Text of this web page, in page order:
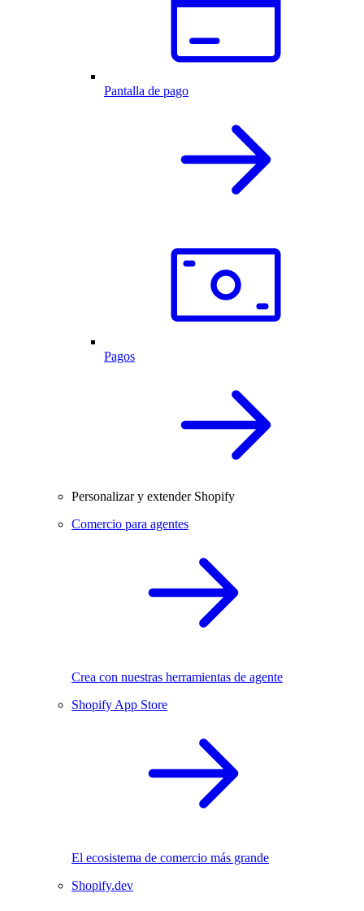
Pantalla de pago
Pagos
Personalizar y extender Shopify
Comercio para agentes
Crea con nuestras herramientas de agente
Shopify App Store
El ecosistema de comercio más grande
Shopify.dev